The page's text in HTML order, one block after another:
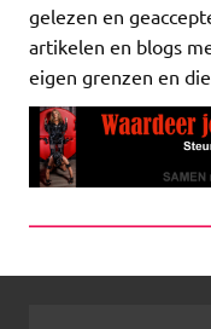
gelezen en
artikelen en blogs
eigen grenzen en